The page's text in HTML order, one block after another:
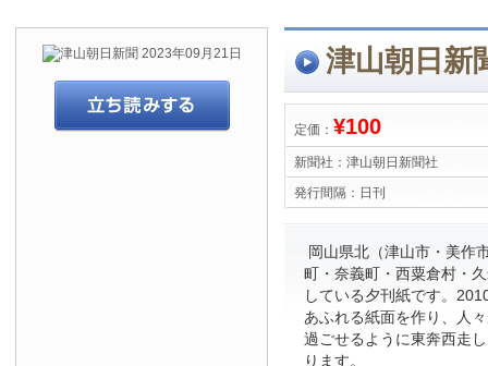
津山朝日新
定価： ¥100
新聞社： 津山朝日新聞社
発行間隔： 日刊
岡山県北（津山市・美作
町・奈義町・西粟倉村・
している夕刊紙です。
あふれる紙面を作り、人
過ごせるように東奔西走
ります。